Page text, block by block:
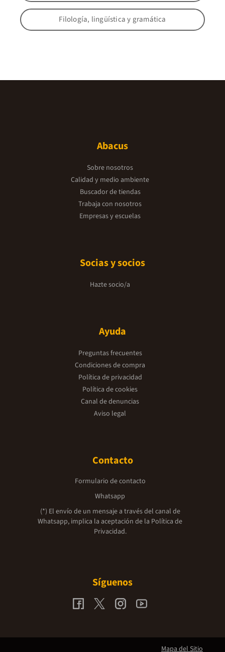
Filología, lingüística y gramática
Abacus
Sobre nosotros
Calidad y medio ambiente
Buscador de tiendas
Trabaja con nosotros
Empresas y escuelas
Socias y socios
Hazte socio/a
Ayuda
Preguntas frecuentes
Condiciones de compra
Política de privacidad
Política de cookies
Canal de denuncias
Aviso legal
Contacto
Formulario de contacto
Whatsapp
(*) El envío de un mensaje a través del canal de
Whatsapp, implica la aceptación de la Política de
Privacidad.
Síguenos
Mapa del Sitio